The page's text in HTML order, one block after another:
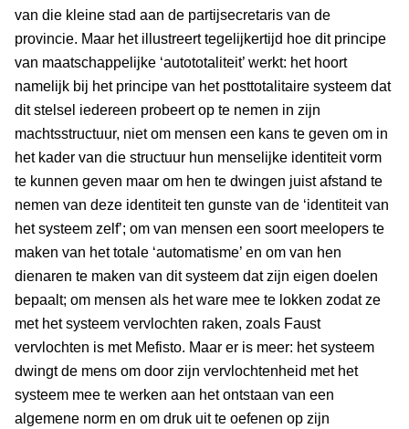
van die kleine stad aan de partijsecretaris van de
provincie. Maar het illustreert tegelijkertijd hoe dit principe
van maatschappelijke ‘autototaliteit’ werkt: het hoort
namelijk bij het principe van het posttotalitaire systeem dat
dit stelsel iedereen probeert op te nemen in zijn
machtsstructuur, niet om mensen een kans te geven om in
het kader van die structuur hun menselijke identiteit vorm
te kunnen geven maar om hen te dwingen juist afstand te
nemen van deze identiteit ten gunste van de ‘identiteit van
het systeem zelf’; om van mensen een soort meelopers te
maken van het totale ‘automatisme’ en om van hen
dienaren te maken van dit systeem dat zijn eigen doelen
bepaalt; om mensen als het ware mee te lokken zodat ze
met het systeem vervlochten raken, zoals Faust
vervlochten is met Mefisto. Maar er is meer: het systeem
dwingt de mens om door zijn vervlochtenheid met het
systeem mee te werken aan het ontstaan van een
algemene norm en om druk uit te oefenen op zijn